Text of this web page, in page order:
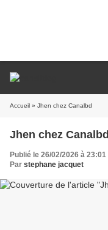
Accueil » Jhen chez Canalbd
Jhen chez Canalbd
Publié le 26/02/2026 à 23:01
Par stephane jacquet